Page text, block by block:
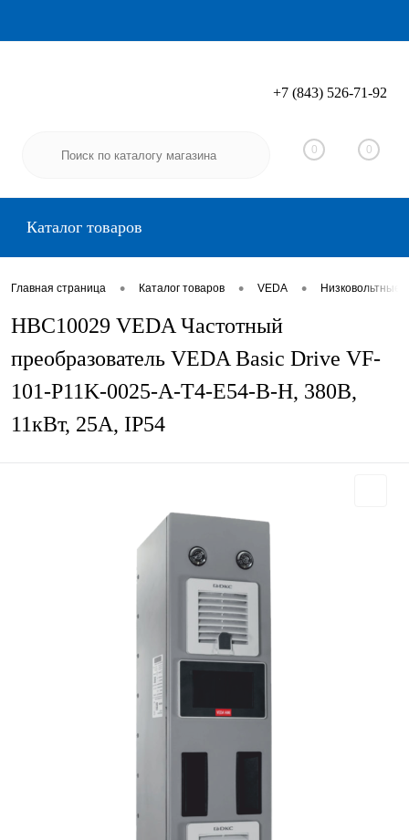
Вход Регистрация
+7 (843) 526-71-92
0 0
Каталог товаров
Главная страница • Каталог товаров • VEDA •
HBC10029 VEDA Частотный
преобразователь VEDA Basic Drive VF-
101-P11K-0025-A-T4-E54-B-H, 380В,
11кВт, 25А, IP54